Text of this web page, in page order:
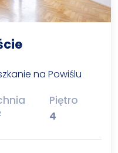
na Powiślu
Piętro
4